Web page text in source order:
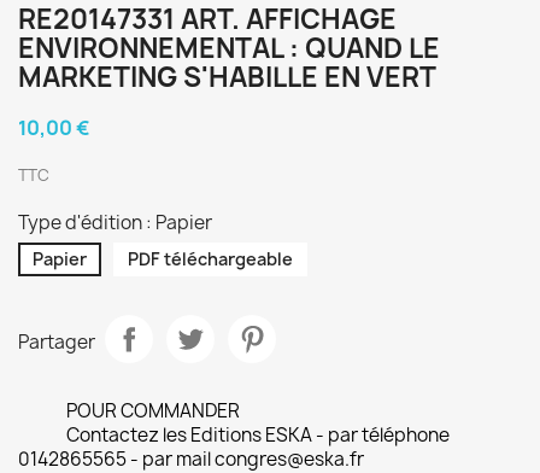
RE20147331 ART. AFFICHAGE
ENVIRONNEMENTAL : QUAND LE
MARKETING S'HABILLE EN VERT
10,00 €
TTC
Type d'édition : Papier
Papier PDF téléchargeable
Partager
POUR COMMANDER
Contactez les Editions ESKA - par téléphone
0142865565 - par mail congres@eska.fr